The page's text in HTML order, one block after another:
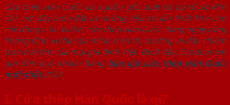
Cửa thép Hàn Quốc có nguồn gốc xuất xứ từ xứ sở Kim
Chi, nơi đây luôn đặt ra những tiêu chuẩn khắt khe cho
các dòng cửa. Vì thế, cửa thép Hàn Quốc đang ngày càng
khẳng định vị thế của mình trên thị trường và dần chiếm
trọn trái tim của mọi gia đình Việt. Dưới đây, Ecodoor xin
gửi đến quý khách bảng báo giá cửa thép Hàn Quốc
mới nhất2021.
I. Cửa thép Hàn Quốc là gì?